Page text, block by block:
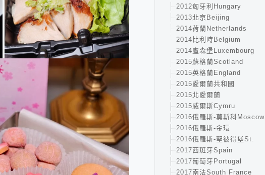
2012匈牙利Hungary
2013北京Beijing
2014荷蘭Netherlands
2014比利時Belgium
2014盧森堡Luxembourg
2015蘇格蘭Scotland
2015英格蘭England
2015愛爾蘭共和國
2015北愛爾蘭
2015威爾斯Cymru
2016俄羅斯-莫斯科Moscow
2016俄羅斯-金環
2016俄羅斯-聖彼得堡St.
2017西班牙Spain
2017葡萄牙Portugal
2017南法South France